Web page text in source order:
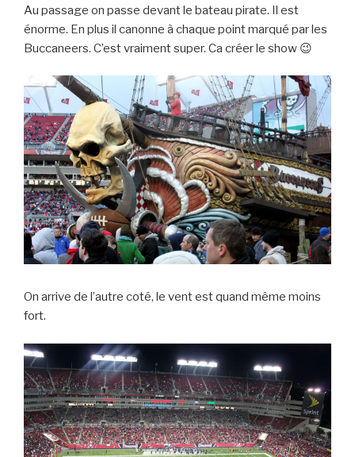
Au passage on passe devant le bateau pirate. Il est
énorme. En plus il canonne à chaque point marqué par les
Buccaneers. C’est vraiment super. Ca créer le show 😉
On arrive de l’autre coté, le vent est quand même moins
fort.